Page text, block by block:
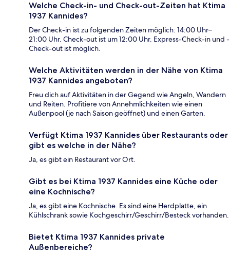
Welche Check-in- und Check-out-Zeiten hat Ktima
1937 Kannides?
Der Check-in ist zu folgenden Zeiten möglich: 14:00 Uhr–
21:00 Uhr. Check-out ist um 12:00 Uhr. Express-Check-in und -
Check-out ist möglich.
Welche Aktivitäten werden in der Nähe von Ktima
1937 Kannides angeboten?
Freu dich auf Aktivitäten in der Gegend wie Angeln, Wandern
und Reiten. Profitiere von Annehmlichkeiten wie einen
Außenpool (je nach Saison geöffnet) und einen Garten.
Verfügt Ktima 1937 Kannides über Restaurants oder
gibt es welche in der Nähe?
Ja, es gibt ein Restaurant vor Ort.
Gibt es bei Ktima 1937 Kannides eine Küche oder
eine Kochnische?
Ja, es gibt eine Kochnische. Es sind eine Herdplatte, ein
Kühlschrank sowie Kochgeschirr/Geschirr/Besteck vorhanden.
Bietet Ktima 1937 Kannides private
Außenbereiche?